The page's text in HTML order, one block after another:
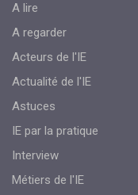
A lire
A regarder
Acteurs de l'IE
Actualité de l'IE
Astuces
IE par la pratique
Interview
Métiers de l'IE